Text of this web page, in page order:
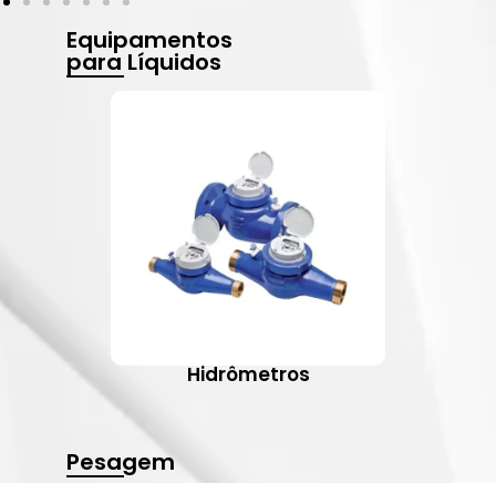
Equipamentos
para Líquidos
Hidrômetros
Pesagem